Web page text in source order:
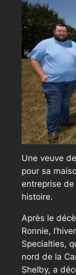
Une veuve
pour sa
entreprise
histoire.
Après le
Ronnie,
Specialties,
nord de la
Shelby, a